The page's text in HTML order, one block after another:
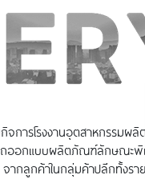
จการโรงงานอุตสาหกรร
ถออกแบบผลิตภัณฑ์ลักษณะ
จากลูกค้าในกลุ่มค้าปลีกทั้งรา